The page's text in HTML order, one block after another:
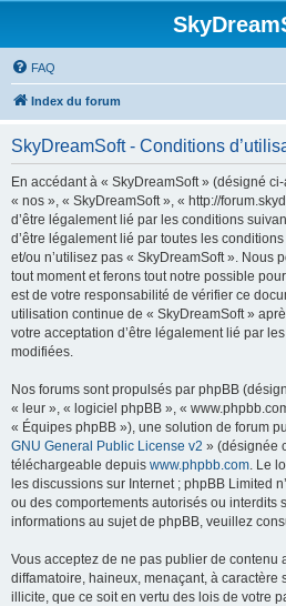
FAQ
Index du forum
SkyDreamSoft - Conditions
En accédant à « SkyDreamSoft » (désigné
« nos », « SkyDreamSoft », « http://
d’être légalement lié par les conditions
d’être légalement lié par toutes les
et/ou n’utilisez pas « SkyDreamSoft ». Nous
tout moment et ferons tout notre possible
est de votre responsabilité de vérifier ce
utilisation continue de « SkyDreamSoft »
votre acceptation d’être légalement lié par
modifiées.
Nos forums sont propulsés par phpBB
« leur », « logiciel phpBB », «
« Équipes phpBB »), une solution de forum
GNU General Public License v2 » (désignée
téléchargeable depuis www.phpbb.com. Le
les discussions sur Internet ; phpBB Limited
ou des comportements autorisés ou interdits
informations au sujet de phpBB, veuillez
Vous acceptez de ne pas publier de contenu
diffamatoire, haineux, menaçant, à caractère
illicite, que ce soit en vertu des lois de votre